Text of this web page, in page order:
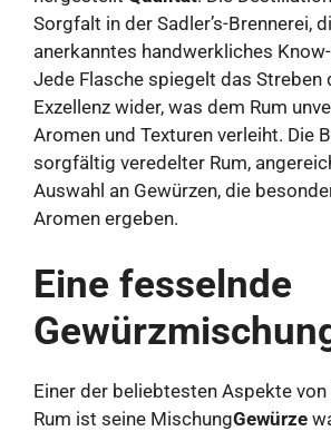
Sorgfalt in der Sadler’s-Brennerei,
anerkanntes handwerkliches
Jede Flasche spiegelt das Streben
Exzellenz wider, was dem Rum
Aromen und Texturen verleiht. Die
sorgfältig veredelter Rum,
Auswahl an Gewürzen, die
Aromen ergeben.
Eine fesselnde
Einer der beliebtesten Aspekte
Rum ist seine MischungGewürze